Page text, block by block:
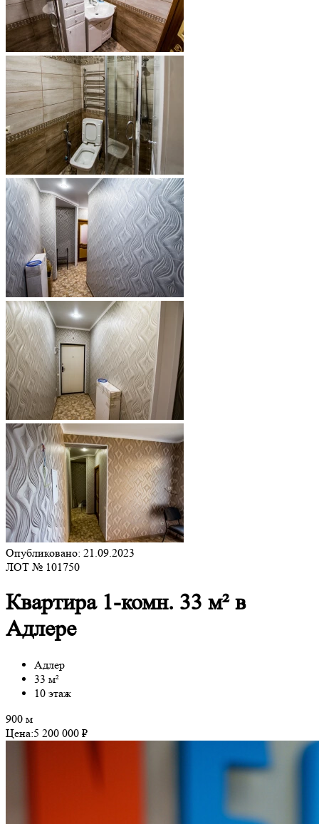
Опубликовано: 21.09.2023
ЛОТ № 101750
Квартира 1-комн. 33 м² в
Адлере
Адлер
33 м²
10 этаж
900 м
Цена:5 200 000 ₽